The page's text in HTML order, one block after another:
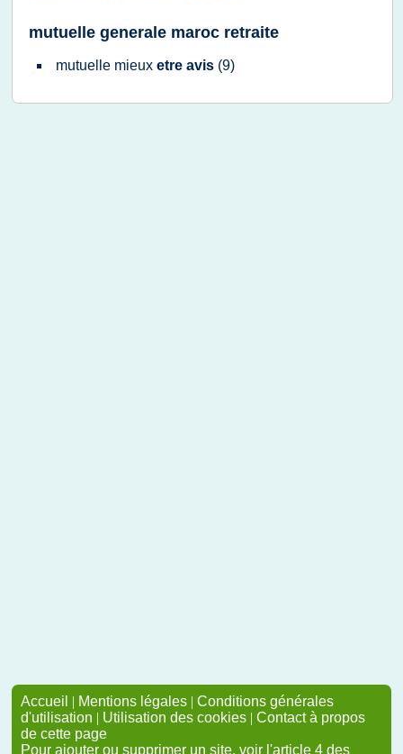
mutuelle generale maroc retraite
mutuelle mieux etre avis (9)
Accueil | Mentions légales | Conditions générales
d'utilisation | Utilisation des cookies | Contact à propos
de cette page
Pour ajouter ou supprimer un site, voir l'article 4 des